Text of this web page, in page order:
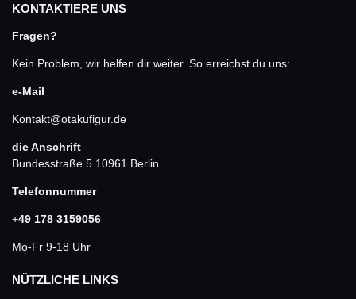
KONTAKTIERE UNS
Fragen?
Kein Problem, wir helfen dir weiter. So erreichst du uns:
e-Mail
Kontakt@otakufigur.de
die Anschrift
Bundesstraße 5 10961 Berlin
Telefonnummer
+49 178 3159056
Mo-Fr 9-18 Uhr
NÜTZLICHE LINKS